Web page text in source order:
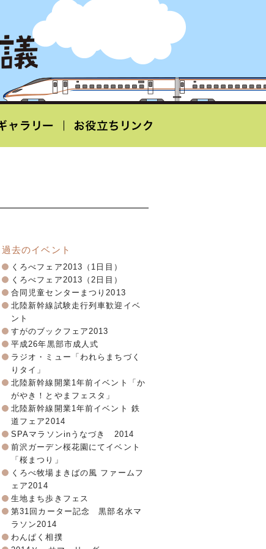
過去のイベント
くろべフェア2013（1日目）
くろべフェア2013（2日目）
合同児童センターまつり2013
北陸新幹線試験走行列車歓迎イベ
ント
すがのブックフェア2013
平成26年黒部市成人式
ラジオ・ミュー「われらまちづく
りタイ」
北陸新幹線開業1年前イベント「か
がやき！とやまフェスタ」
北陸新幹線開業1年前イベント 鉄
道フェア2014
SPAマラソンinうなづき 2014
前沢ガーデン桜花園にてイベント
「桜まつり」
くろべ牧場まきばの風 ファームフ
ェア2014
生地まち歩きフェス
第31回カーター記念 黒部名水マ
ラソン2014
わんぱく相撲